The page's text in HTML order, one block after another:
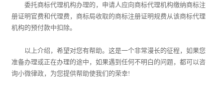
委托商标代理机构办理的，申请人应向商标代理机构缴纳商标注
册证明官费和代理费，商标局收取的商标注册证明规费从该商标代理
机构的预付款中扣除。
以上介绍，希望对您有帮助。这是一个非常漫长的征程，如果您
准备办理或正在办理的途中，如果遇到任何不明白的问题，都可以咨
询小微律政，为您提供帮助使我们的荣幸!